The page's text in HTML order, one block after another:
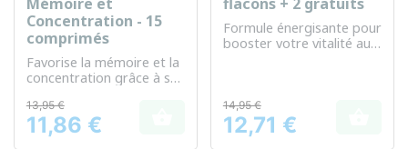
Concentration - 15
comprimés
Favorise la mémoire et la
concentration grâce à sa
nutriments essentiels
Prix
13,95 €
11,86 €
Formule énergisante pour
booster votre vitalité au
Prix
14,95 €
12,71 €